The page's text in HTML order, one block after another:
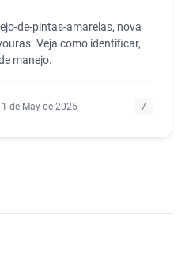
de-pintas-amarelas, nova
Veja como identificar,
manejo.
1 de May de 2025 7